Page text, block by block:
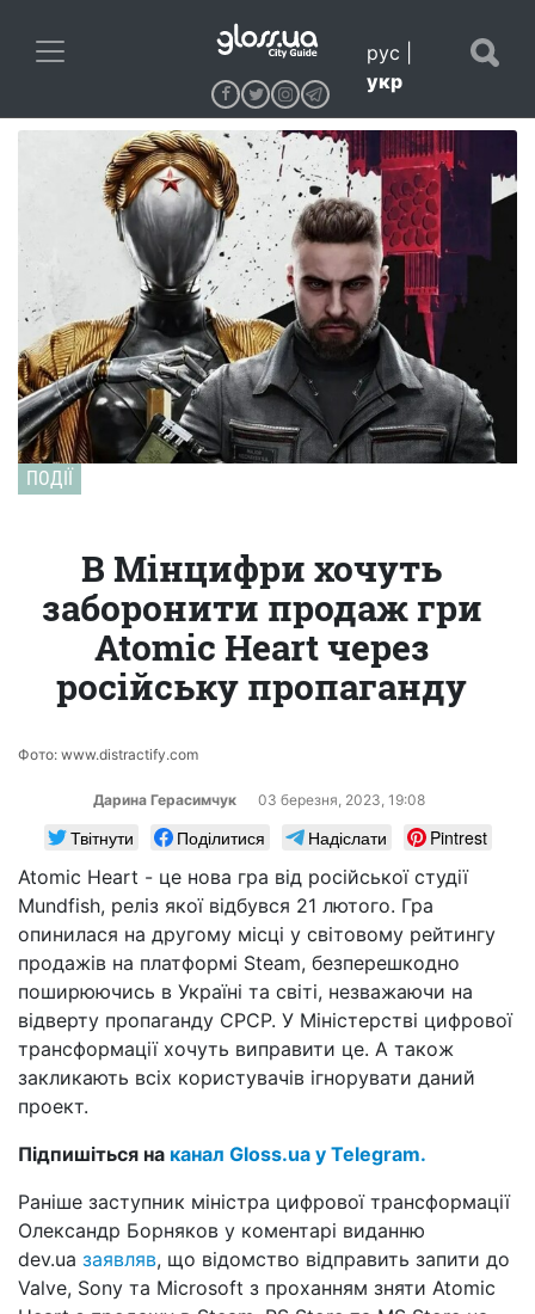
рус
укр
ПОДІЇ
В Мінцифри хочуть
заборонити продаж гри
Atomic Heart через
російську пропаганду
Фото: www.distractify.com
Дарина Герасимчук 03 березня, 2023, 19:08
Твітнути Поділитися Надіслати
Pintrest
Atomic Heart - це нова гра від російської студії
Mundfish, реліз якої відбувся 21 лютого. Гра
опинилася на другому місці у світовому рейтингу
продажів на платформі Steam, безперешкодно
поширюючись в Україні та світі, незважаючи на
відверту пропаганду СРСР. У Міністерстві цифрової
трансформації хочуть виправити це. А також
закликають всіх користувачів ігнорувати даний
проект.
Підпишіться на канал Gloss.ua у Telegram.
Раніше заступник міністра цифрової трансформації
Олександр Борняков у коментарі виданню
dev.ua заявляв, що відомство відправить запити до
Valve, Sony та Microsoft з проханням зняти Atomic